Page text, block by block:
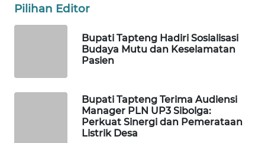
Pilihan Editor
Bupati Tapteng Hadiri Sosialisasi
Budaya Mutu dan Keselamatan
Pasien
Bupati Tapteng Terima Audiensi
Manager PLN UP3 Sibolga:
Perkuat Sinergi dan Pemerataan
Listrik Desa
PORTAL